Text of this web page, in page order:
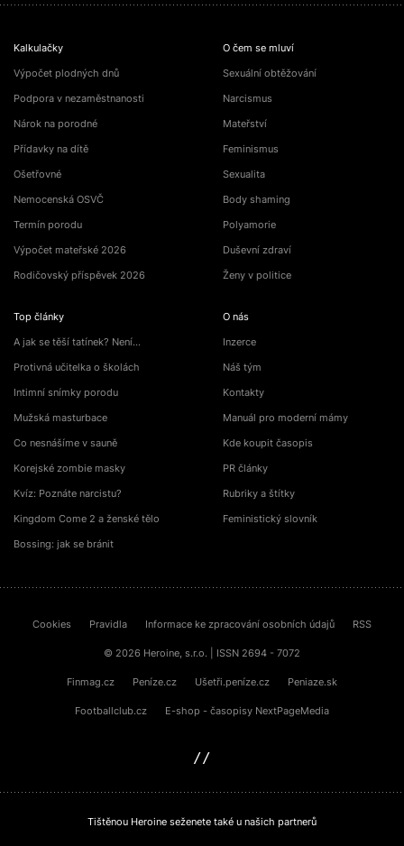
Kalkulačky
Výpočet plodných dnů
Podpora v nezaměstnanosti
Nárok na porodné
Přídavky na dítě
Ošetřovné
Nemocenská OSVČ
Termín porodu
Výpočet mateřské 2026
Rodičovský příspěvek 2026
Top články
A jak se těší tatínek? Není…
Protivná učitelka o školách
Intimní snímky porodu
Mužská masturbace
Co nesnášíme v sauně
Korejské zombie masky
Kvíz: Poznáte narcistu?
Kingdom Come 2 a ženské tělo
Bossing: jak se bránit
O čem se mluví
Sexuální obtěžování
Narcismus
Mateřství
Feminismus
Sexualita
Body shaming
Polyamorie
Duševní zdraví
Ženy v politice
O nás
Inzerce
Náš tým
Kontakty
Manuál pro moderní mámy
Kde koupit časopis
PR články
Rubriky a štítky
Feministický slovník
Cookies Pravidla Informace ke zpracování osobních údajů RSS
© 2026 Heroine, s.r.o. | ISSN 2694 - 7072
Finmag.cz Peníze.cz Ušetři.peníze.cz Peniaze.sk
Footballclub.cz E-shop - časopisy NextPageMedia
Tištěnou Heroine seženete také u našich partnerů